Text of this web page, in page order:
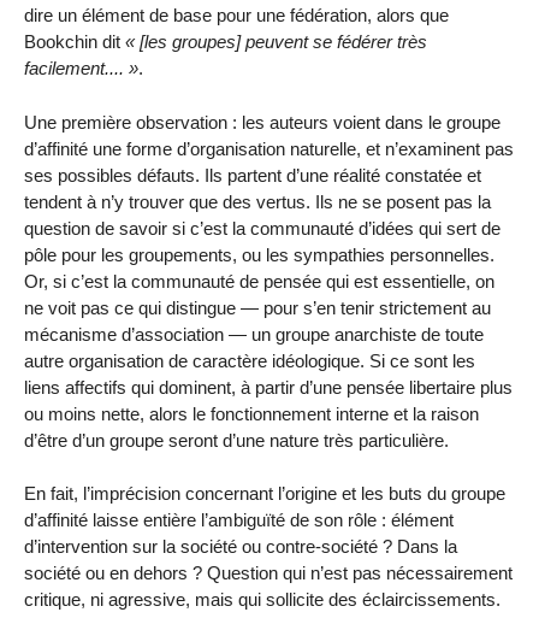
dire un élément de base pour une fédération, alors que
Bookchin dit
[les groupes] peuvent se fédérer très
facilement....
.
Une première observation : les auteurs voient dans le groupe
d’affinité une forme d’organisation naturelle, et n’examinent pas
ses possibles défauts. Ils partent d’une réalité constatée et
tendent à n’y trouver que des vertus. Ils ne se posent pas la
question de savoir si c’est la communauté d’idées qui sert de
pôle pour les groupements, ou les sympathies personnelles.
Or, si c’est la communauté de pensée qui est essentielle, on
ne voit pas ce qui distingue — pour s’en tenir strictement au
mécanisme d’association — un groupe anarchiste de toute
autre organisation de caractère idéologique. Si ce sont les
liens affectifs qui dominent, à partir d’une pensée libertaire plus
ou moins nette, alors le fonctionnement interne et la raison
d’être d’un groupe seront d’une nature très particulière.
En fait, l’imprécision concernant l’origine et les buts du groupe
d’affinité laisse entière l’ambiguïté de son rôle : élément
d’intervention sur la société ou contre-société ? Dans la
société ou en dehors ? Question qui n’est pas nécessairement
critique, ni agressive, mais qui sollicite des éclaircissements.